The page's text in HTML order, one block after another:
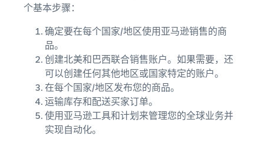
个基本步骤：
确定要在每个国家/地区使用亚马逊销售的商
品。
创建北美和巴西联合销售账户。如果需要，还
可以创建任何其他地区或国家特定的账户。
在每个国家/地区发布您的商品。
运输库存和配送买家订单。
使用亚马逊工具和计划来管理您的全球业务并
实现自动化。